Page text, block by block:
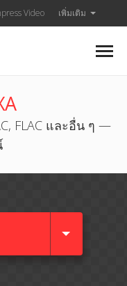
Video เพิ่มเติม
FLAC และอื่น ๆ —